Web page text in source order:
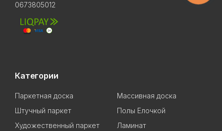
0673805012
Категории
Паркетная доска
Массивная доска
Штучный паркет
Полы Елочкой
Художественный паркет
Ламинат